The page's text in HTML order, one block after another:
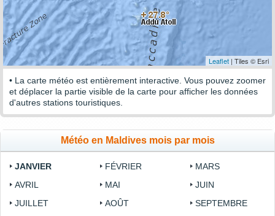
Leaflet | Tiles © Esri
• La carte météo est entièrement interactive. Vous pouvez zoomer
et déplacer la partie visible de la carte pour afficher les données
d'autres stations touristiques.
Météo en Maldives mois par mois
JANVIER FÉVRIER
MARS
AVRIL
MAI
JUIN
JUILLET
AOÛT
SEPTEMBRE